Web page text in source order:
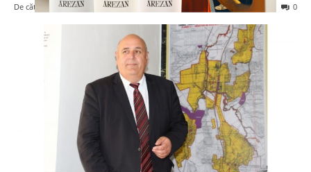
De către Eva MIRON 8 noiembrie 2023 0